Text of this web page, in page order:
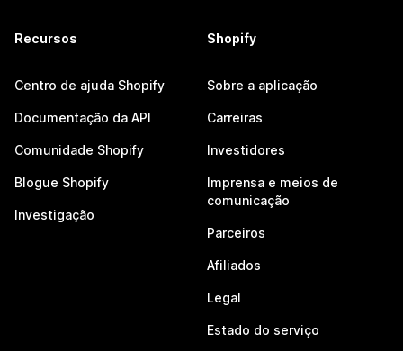
Recursos
Centro de ajuda Shopify
Documentação da API
Comunidade Shopify
Blogue Shopify
Investigação
Shopify
Sobre a aplicação
Carreiras
Investidores
Imprensa e meios de
comunicação
Parceiros
Afiliados
Legal
Estado do serviço